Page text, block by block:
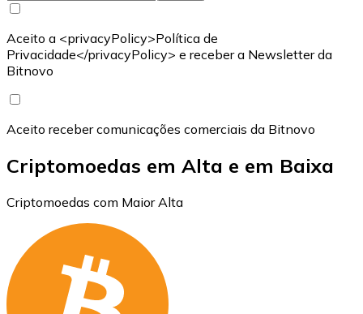
Aceito a <privacyPolicy>Política de
Privacidade</privacyPolicy> e receber a Newsletter da
Bitnovo
Aceito receber comunicações comerciais da Bitnovo
Criptomoedas em Alta e em Baixa
Criptomoedas com Maior Alta